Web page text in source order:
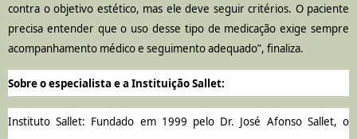
contra o objetivo estético, mas ele deve seguir critérios. O paciente
precisa entender que o uso desse tipo de medicação exige sempre
acompanhamento médico e seguimento adequado”, finaliza.
Sobre o especialista e a Instituição Sallet:
Instituto Sallet: Fundado em 1999 pelo Dr. José Afonso Sallet, o